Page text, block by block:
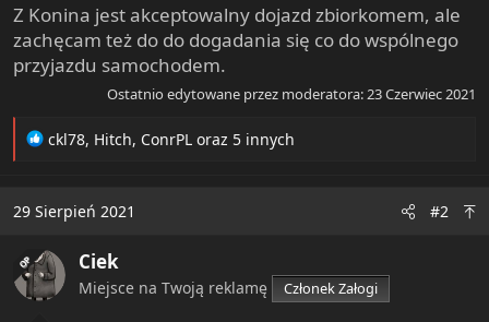
Z Konina jest akceptowalny dojazd zbiorkomem, ale
zachęcam też do do dogadania się co do wspólnego
przyjazdu samochodem.
Ostatnio edytowane przez moderatora:23 Czerwiec 2021
R
t
o
n
s
ckl78, Hitch, ConrPL oraz 5 innych
29 Sierpień 2021 #2
OP Ciek
Miejsce na Twoją reklamę Członek Załogi